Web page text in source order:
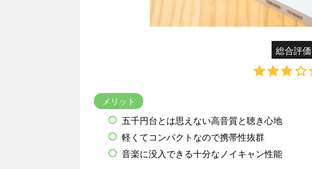
総合評価
メリット
五千円台とは思えない高音質と聴き心地
軽くてコンパクトなので携帯性抜群
音楽に没入できる十分なノイキャン性能